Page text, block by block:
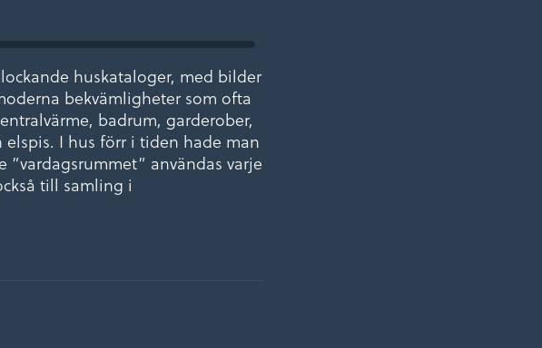
huskataloger, med bilder
bekvämligheter som ofta
badrum, garderober,
I hus förr i tiden hade man
användas varje
till samling i